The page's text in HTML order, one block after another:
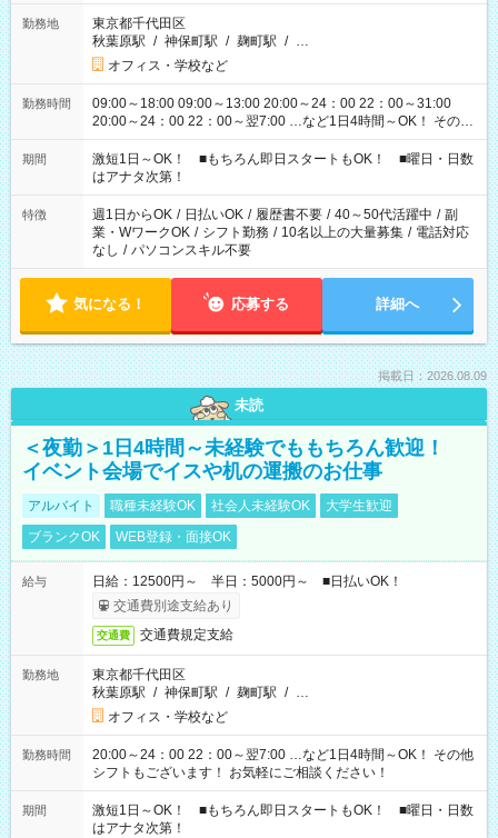
勤務地
東京都千代田区
秋葉原駅 / 神保町駅 / 麹町駅 / …
オフィス・学校など
勤務時間
09:00～18:00 09:00～13:00 20:00～24：00 22：00～31:00
20:00～24：00 22：00～翌7:00 …など1日4時間～OK！ その他
シフトもございます！ お気軽にご相談ください！
期間
激短1日～OK！ ■もちろん即日スタートもOK！ ■曜日・日数
はアナタ次第！
特徴 週1日からOK / 日払いOK / 履歴書不要 / 40～50代活躍中 / 副
業・WワークOK / シフト勤務 / 10名以上の大量募集 / 電話対応
なし / パソコンスキル不要
気になる！ 応募する 詳細へ
掲載日：2026.08.09
未読
＜夜勤＞1日4時間～未経験でももちろん歓迎！
イベント会場でイスや机の運搬のお仕事
アルバイト 職種未経験OK 社会人未経験OK
大学生歓迎
ブランクOK
WEB登録・面接OK
給与
日給：12500円～ 半日：5000円～ ■日払いOK！
交通費別途支給あり
交通費 交通費規定支給
勤務地
東京都千代田区
秋葉原駅 / 神保町駅 / 麹町駅 / …
オフィス・学校など
勤務時間
20:00～24：00 22：00～翌7:00 …など1日4時間～OK！ その他
シフトもございます！ お気軽にご相談ください！
期間
激短1日～OK！ ■もちろん即日スタートもOK！ ■曜日・日数
はアナタ次第！